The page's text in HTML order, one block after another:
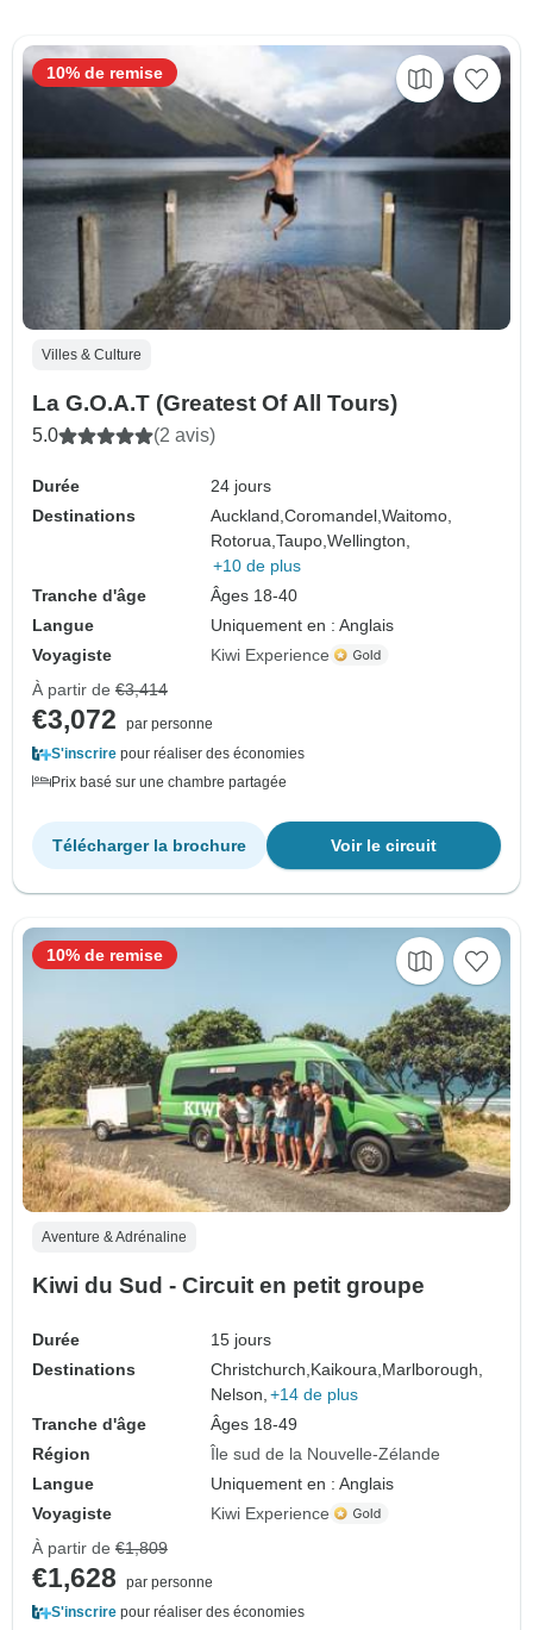
Villes & Culture
La G.O.A.T (Greatest Of All Tours)
5.0 (2 avis)
Durée
24 jours
Destinations
Auckland,Coromandel,Waitomo,
Rotorua,Taupo,Wellington,
+10 de plus
Tranche d'âge
Âges 18-40
Langue
Uniquement en : Anglais
Voyagiste
Kiwi Experience
10% de remise
À partir de €3,414
€3,072
par personne
S'inscrire pour réaliser des économies
Prix basé sur une chambre partagée
Voir le circuit
Télécharger la brochure
Aventure & Adrénaline
Kiwi du Sud - Circuit en petit groupe
Durée
15 jours
Destinations
Christchurch, Kaikoura, Marlborough,
Nelson, +14 de plus
Tranche d'âge
Âges 18-49
Région
Île sud de la Nouvelle-Zélande
Langue
Uniquement en : Anglais
Voyagiste
Kiwi Experience
10% de remise
À partir de €1,809
€1,628
par personne
S'inscrire pour réaliser des économies